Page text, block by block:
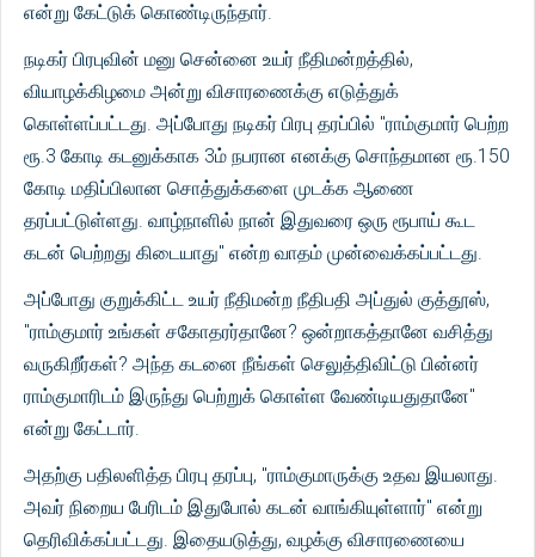
என்று கேட்டுக் கொண்டிருந்தார்.
நடிகர் பிரபுவின் மனு சென்னை உயர் நீதிமன்றத்தில்,
வியாழக்கிழமை அன்று விசாரணைக்கு எடுத்துக்
கொள்ளப்பட்டது. அப்போது நடிகர் பிரபு தரப்பில் ''ராம்குமார் பெற்ற
ரூ.3 கோடி கடனுக்காக 3ம் நபரான எனக்கு சொந்தமான ரூ.150
கோடி மதிப்பிலான சொத்துக்களை முடக்க ஆணை
தரப்பட்டுள்ளது. வாழ்நாளில் நான் இதுவரை ஒரு ரூபாய் கூட
கடன் பெற்றது கிடையாது'' என்ற வாதம் முன்வைக்கப்பட்டது.
அப்போது குறுக்கிட்ட உயர் நீதிமன்ற நீதிபதி அப்துல் குத்தூஸ்,
''ராம்குமார் உங்கள் சகோதரர்தானே? ஒன்றாகத்தானே வசித்து
வருகிறீர்கள்? அந்த கடனை நீங்கள் செலுத்திவிட்டு பின்னர்
ராம்குமாரிடம் இருந்து பெற்றுக் கொள்ள வேண்டியதுதானே''
என்று கேட்டார்.
அதற்கு பதிலளித்த பிரபு தரப்பு, "ராம்குமாருக்கு உதவ இயலாது.
அவர் நிறைய பேரிடம் இதுபோல் கடன் வாங்கியுள்ளார்'' என்று
தெரிவிக்கப்பட்டது. இதையடுத்து, வழக்கு விசாரணையை